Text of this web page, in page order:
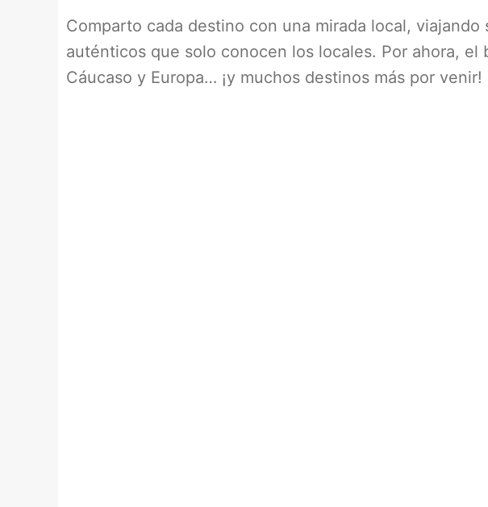
Comparto cada destino con una mirada local,
auténticos que solo conocen los locales. Por ahora, el
Cáucaso y Europa… ¡y muchos destinos más por venir!